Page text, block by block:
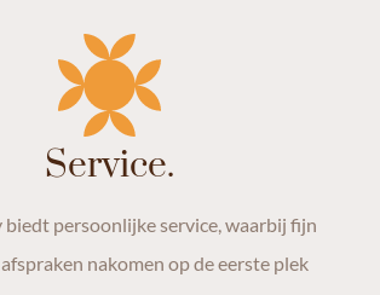
Service.
biedt persoonlijke service, waarbij fijn
nakomen op de eerste plek